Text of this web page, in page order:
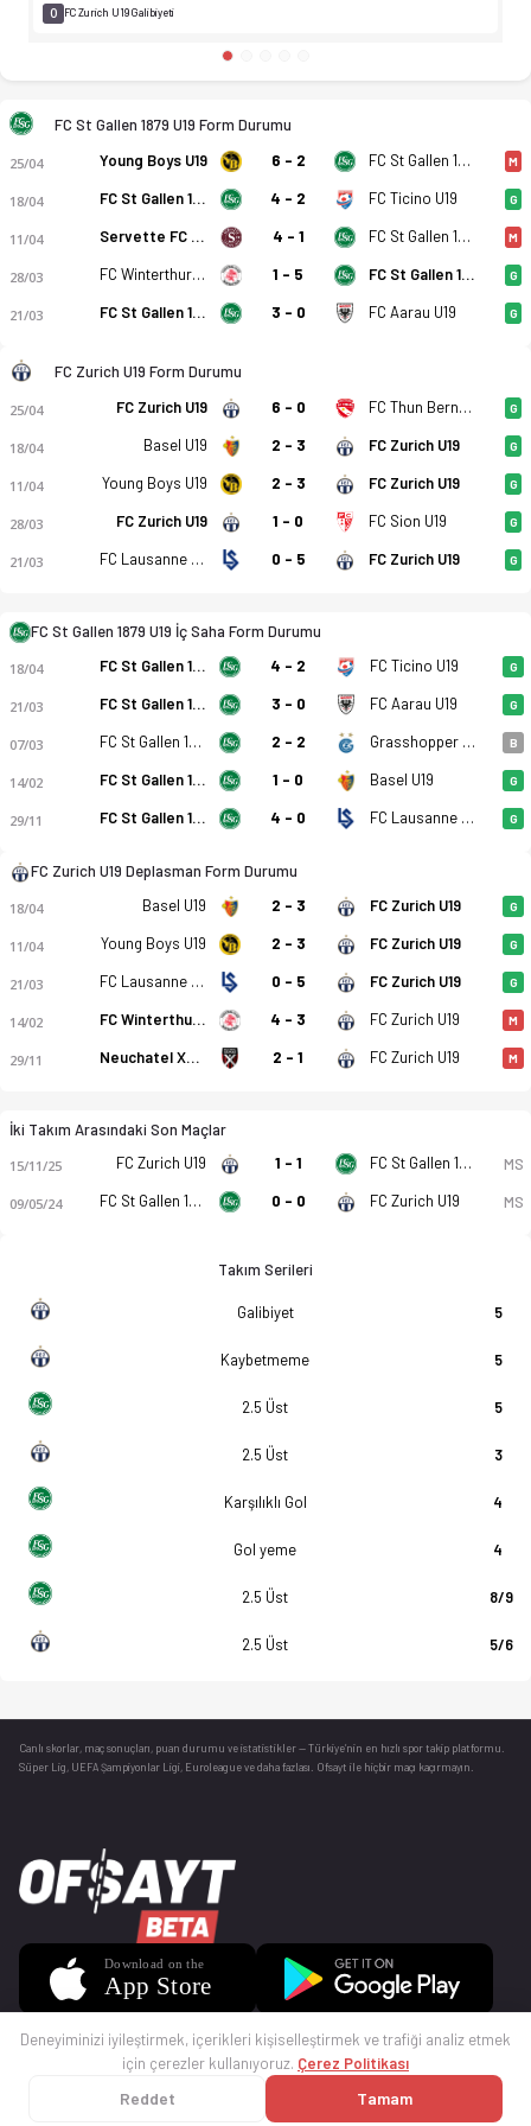
FC St Gallen 1879 U19 - FC Zurich U19 3-4 bitti. Gol
0 FC Zurich U19 Galibiyeti
FC St Gallen 1879 U19 Form Durumu
25/04 Young Boys U19 6 - 2 FC St Gallen 1879 U19 M
18/04 FC St Gallen 1879 U19 4 - 2 FC Ticino U19 G
11/04 Servette FC U19 4 - 1 FC St Gallen 1879 U19 M
28/03 FC Winterthur U19 1 - 5 FC St Gallen 1879 U19 G
21/03 FC St Gallen 1879 U19 3 - 0 FC Aarau U19 G
FC Zurich U19 Form Durumu
25/04 FC Zurich U19 6 - 0 FC Thun Berner Oberland U19 G
18/04 Basel U19 2 - 3 FC Zurich U19 G
11/04 Young Boys U19 2 - 3 FC Zurich U19 G
28/03 FC Zurich U19 1 - 0 FC Sion U19 G
21/03 FC Lausanne Sport U19 0 - 5 FC Zurich U19 G
FC St Gallen 1879 U19 İç Saha Form Durumu
18/04 FC St Gallen 1879 U19 4 - 2 FC Ticino U19 G
21/03 FC St Gallen 1879 U19 3 - 0 FC Aarau U19 G
07/03 FC St Gallen 1879 U19 2 - 2 Grasshopper Club Zurich U19 B
14/02 FC St Gallen 1879 U19 1 - 0 Basel U19 G
29/11 FC St Gallen 1879 U19 4 - 0 FC Lausanne Sport U19 G
FC Zurich U19 Deplasman Form Durumu
18/04 Basel U19 2 - 3 FC Zurich U19 G
11/04 Young Boys U19 2 - 3 FC Zurich U19 G
21/03 FC Lausanne Sport U19 0 - 5 FC Zurich U19 G
14/02 FC Winterthur U19 4 - 3 FC Zurich U19 M
29/11 Neuchatel Xamax U19 2 - 1 FC Zurich U19 M
İki Takım Arasındaki Son Maçlar
15/11/25 FC Zurich U19 1 - 1 FC St Gallen 1879 U19 MS
09/05/24 FC St Gallen 1879 U19 0 - 0 FC Zurich U19 MS
Takım Serileri
Galibiyet 5
Kaybetmeme 5
2.5 Üst 5
2.5 Üst 3
Karşılıklı Gol 4
Gol yeme 4
2.5 Üst 8/9
2.5 Üst 5/6
Canlı skorlar , maç sonuçları, puan durumu ve istatistikler — Türkiye’nin en hızlı spor takip platformu.
Süper Lig, UEFA Şampiyonlar Ligi, Euroleague ve daha fazlası. Ofsayt ile hiçbir maçı kaçırmayın.
© 2025 Ofsayt
Deneyiminizi iyileştirmek, içerikleri kişiselleştirmek ve trafiği analiz etmek
için çerezler kullanıyoruz. Çerez Politikası
Reddet Tamam